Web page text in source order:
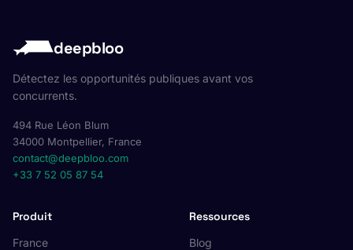
deepbloo
Détectez les opportunités publiques avant vos
concurrents.
494 Rue Léon Blum
34000 Montpellier, France
contact@deepbloo.com
+33 7 52 05 87 54
Produit
France
Ressources
Blog